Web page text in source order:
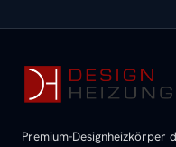
Premium-Designheizkörper